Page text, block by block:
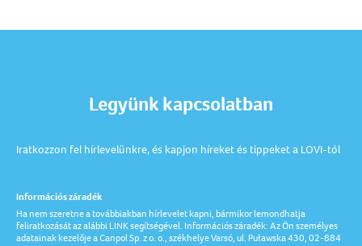
Legyünk kapcsolatban
Iratkozzon fel hírlevelünkre, és kapjon híreket és tippeket a LOVI-tól
Információs záradék
Ha nem szeretne a továbbiakban hírlevelet kapni, bármikor lemondhatja
feliratkozását az alábbi LINK segítségével. Információs záradék: Az Ön személyes
adatainak kezelője a Canpol Sp. z o. o., székhelye Varsó, ul. Puławska 430, 02-884